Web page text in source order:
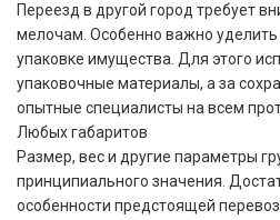
Переезд в другой город требует
мелочам. Особенно важно
упаковке имущества. Для этого
упаковочные материалы, а за
опытные специалисты на всем
Любых габаритов
Размер, вес и другие параметры
принципиального значения.
особенности предстоящей